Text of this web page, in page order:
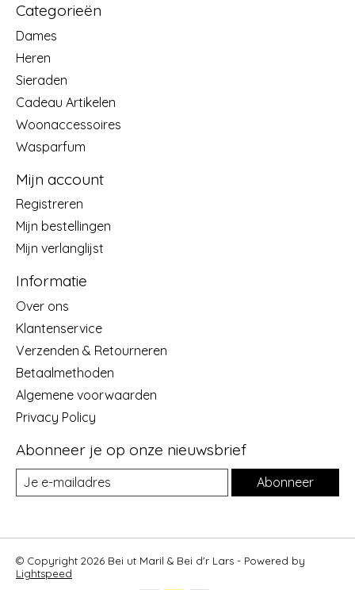
Categorieën
Dames
Heren
Sieraden
Cadeau Artikelen
Woonaccessoires
Wasparfum
Mijn account
Registreren
Mijn bestellingen
Mijn verlanglijst
Informatie
Over ons
Klantenservice
Verzenden & Retourneren
Betaalmethoden
Algemene voorwaarden
Privacy Policy
Abonneer je op onze nieuwsbrief
Abonneer
© Copyright 2026 Bei ut Maril & Bei d'r Lars - Powered by
Lightspeed